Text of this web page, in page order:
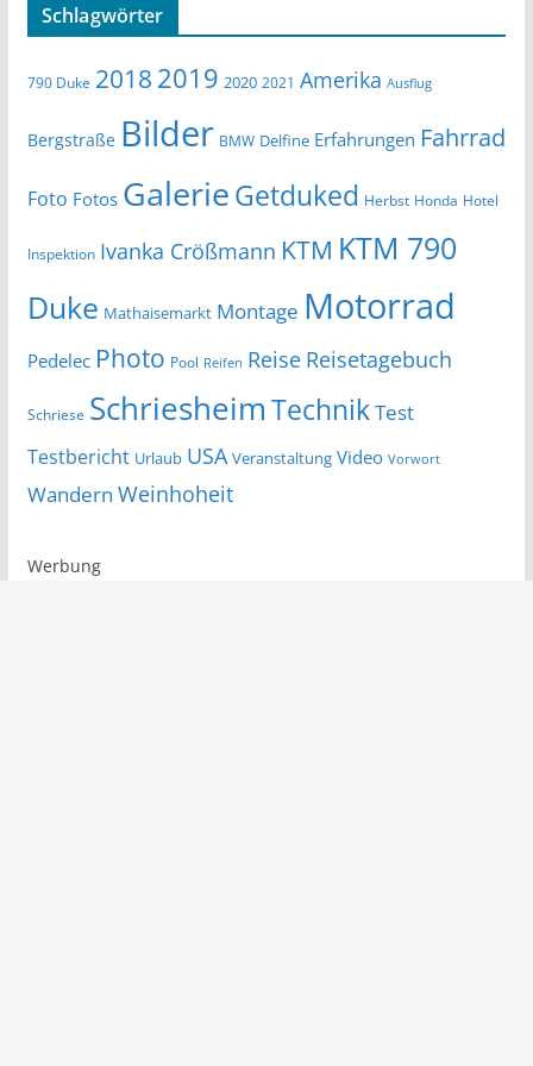
Schlagwörter
790 Duke 2018 2019 2020 2021 Amerika Ausflug
Bergstraße Bilder BMW Delfine Erfahrungen Fahrrad
Foto Fotos GalerieGetduked Herbst Honda Hotel
Inspektion Ivanka Crößmann KTM KTM 790
Duke Mathaisemarkt Montage Motorrad
Pedelec Photo Pool Reifen Reise Reisetagebuch
Schriese SchriesheimTechnikTest
Testbericht Urlaub USA Veranstaltung Video Vorwort
Wandern Weinhoheit
Werbung